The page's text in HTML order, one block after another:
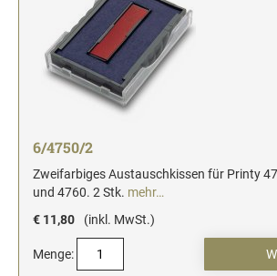
6/4750/2
Zweifarbiges Austauschkissen für Printy
und 4760. 2 Stk. mehr…
€ 11,80
(inkl. MwSt.)
Menge: